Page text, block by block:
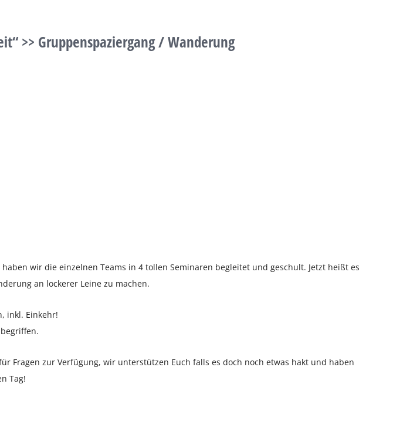
>> Gruppenspaziergang / Wanderung
wir die einzelnen Teams in 4 tollen Seminaren begleitet und geschult. Jetzt heißt es
an lockerer Leine zu machen.
inkl. Einkehr!
Fragen zur Verfügung, wir unterstützen Euch falls es doch noch etwas hakt und haben
Tag!